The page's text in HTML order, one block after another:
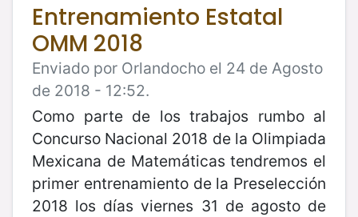
Entrenamiento Estatal
OMM 2018
Enviado por Orlandocho el 24 de Agosto
de 2018 - 12:52.
Como parte de los trabajos rumbo al
Concurso Nacional 2018 de la Olimpiada
Mexicana de Matemáticas tendremos el
primer entrenamiento de la Preselección
2018 los días viernes 31 de agosto de